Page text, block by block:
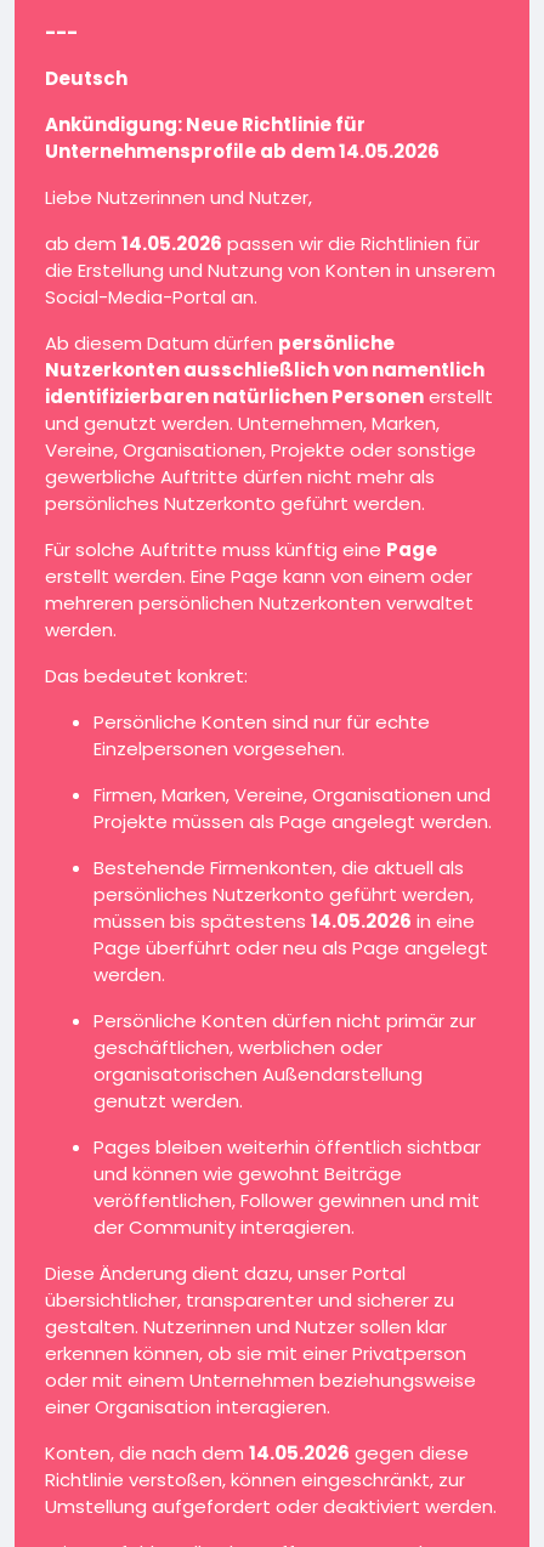
---
Deutsch
Ankündigung: Neue Richtlinie für
Unternehmensprofile ab dem 14.05.2026
Liebe Nutzerinnen und Nutzer,
ab dem 14.05.2026 passen wir die Richtlinien für
die Erstellung und Nutzung von Konten in unserem
Social-Media-Portal an.
Ab diesem Datum dürfen persönliche
Nutzerkonten ausschließlich von namentlich
identifizierbaren natürlichen Personenerstellt
und genutzt werden. Unternehmen, Marken,
Vereine, Organisationen, Projekte oder sonstige
gewerbliche Auftritte dürfen nicht mehr als
persönliches Nutzerkonto geführt werden.
Für solche Auftritte muss künftig eine Page
erstellt werden. Eine Page kann von einem oder
mehreren persönlichen Nutzerkonten verwaltet
werden.
Das bedeutet konkret:
Persönliche Konten sind nur für echte
Einzelpersonen vorgesehen.
Firmen, Marken, Vereine, Organisationen und
Projekte müssen als Page angelegt werden.
Bestehende Firmenkonten, die aktuell als
persönliches Nutzerkonto geführt werden,
müssen bis spätestens 14.05.2026 in eine
Page überführt oder neu als Page angelegt
werden.
Persönliche Konten dürfen nicht primär zur
geschäftlichen, werblichen oder
organisatorischen Außendarstellung
genutzt werden.
Pages bleiben weiterhin öffentlich sichtbar
und können wie gewohnt Beiträge
veröffentlichen, Follower gewinnen und mit
der Community interagieren.
Diese Änderung dient dazu, unser Portal
übersichtlicher, transparenter und sicherer zu
gestalten. Nutzerinnen und Nutzer sollen klar
erkennen können, ob sie mit einer Privatperson
oder mit einem Unternehmen beziehungsweise
einer Organisation interagieren.
Konten, die nach dem 14.05.2026 gegen diese
Richtlinie verstoßen, können eingeschränkt, zur
Umstellung aufgefordert oder deaktiviert werden.